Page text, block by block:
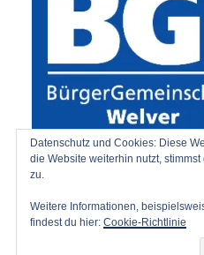
Datenschutz und Cookies: Diese
die Website weiterhin nutzt,
zu.
Weitere Informationen,
findest du hier: Cookie-Richtlinie